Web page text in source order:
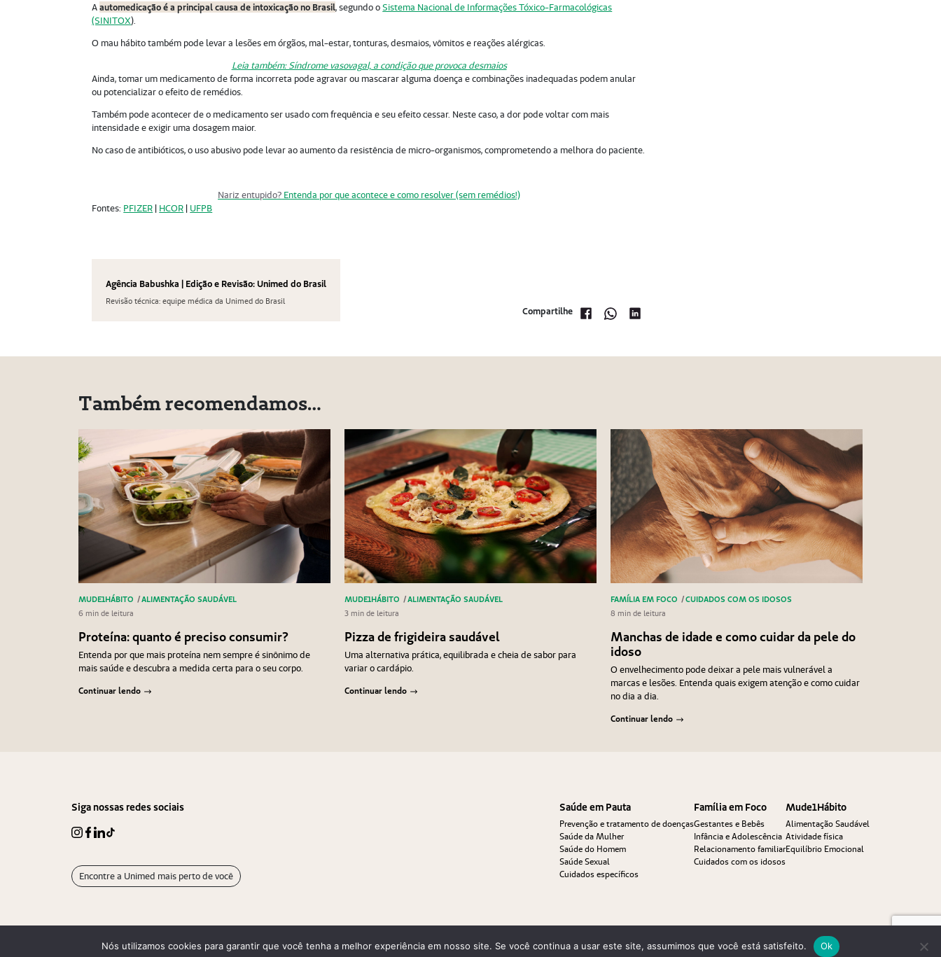
Aautomedicação é a principal causa de intoxicação no Brasil, segundo oSistema Nacional de Informações Tóxico-Farmacológicas
(SINITOX).
O mau hábito também pode levar a lesões em órgãos, mal-estar, tonturas, desmaios, vômitos e reações alérgicas.
Leia também: Síndrome vasovagal, a condição que provoca desmaios
Ainda, tomar um medicamento de forma incorreta pode agravar ou mascarar alguma doença e combinações inadequadas podem anular
ou potencializar o efeito de remédios.
Também pode acontecer de o medicamento ser usado com frequência e seu efeito cessar. Neste caso, a dor pode voltar com mais
intensidade e exigir uma dosagem maior.
No caso de antibióticos, o uso abusivo pode levar ao aumento da resistência de micro-organismos, comprometendo a melhora do paciente.
Nariz entupido? Entenda por que acontece e como resolver (sem remédios!)
Fontes: PFIZER | HCOR | UFPB
Agência Babushka | Edição e Revisão: Unimed do Brasil
Revisão técnica: equipe médica da Unimed do Brasil
Compartilhe
Também recomendamos…
MUDE1HÁBITO /ALIMENTAÇÃO SAUDÁVEL
6 min de leitura
Proteína: quanto é preciso consumir?
Entenda por que mais proteína nem sempre é sinônimo de
mais saúde e descubra a medida certa para o seu corpo.
Continuar lendo
MUDE1HÁBITO /ALIMENTAÇÃO SAUDÁVEL
3 min de leitura
Pizza de frigideira saudável
Uma alternativa prática, equilibrada e cheia de sabor para
variar o cardápio.
Continuar lendo
FAMÍLIA EM FOCO /CUIDADOS COM OS IDOSOS
8 min de leitura
Manchas de idade e como cuidar da pele do
idoso
O envelhecimento pode deixar a pele mais vulnerável a
marcas e lesões. Entenda quais exigem atenção e como cuidar
no dia a dia.
Continuar lendo
Siga nossas redes sociais
Encontre a Unimed mais perto de você
Saúde em Pauta
Prevenção e tratamento de doenças
Saúde da Mulher
Saúde do Homem
Saúde Sexual
Cuidados específicos
Família em Foco
Gestantes e Bebês
Infância e Adolescência
Relacionamento familiar
Cuidados com os idosos
Mude1Hábito
Alimentação Saudável
Atividade física
Equilíbrio Emocional
© 2026. Viver Bem Unimed. Todos os direitos reservados. Política de Privacidade
Nós utilizamos cookies para garantir que você tenha a melhor experiência em nosso site. Se você continua a usar este site, assumimos que você está satisfeito. Ok